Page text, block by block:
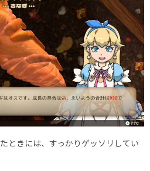
ときには、すっかりゲッソリしてい